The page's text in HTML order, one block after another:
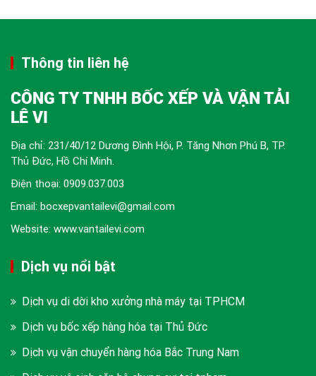
Thông tin liên hệ
CÔNG TY TNHH BỐC XẾP VÀ VẬN TẢI
LÊ VI
Địa chỉ: 231/40/12 Dương Đình Hội, P. Tăng Nhơn Phú B, TP.
Thủ Đức, Hồ Chí Minh.
Điện thoại: 0909.037.003
Email: bocxepvantailevi@gmail.com
Website: www.vantailevi.com
Dịch vụ nổi bật
Dịch vụ di dời kho xưởng nhà máy tại TPHCM
Dịch vụ bốc xếp hàng hóa tại Thủ Đức
Dịch vụ vận chuyển hàng hóa Bắc Trung Nam